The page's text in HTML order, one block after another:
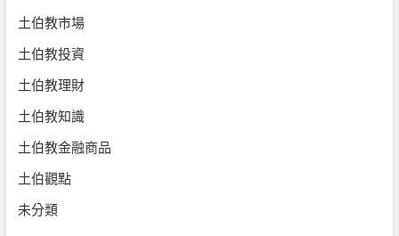
土伯教市場
土伯教投資
土伯教理財
土伯教知識
土伯教金融商品
土伯觀點
未分類